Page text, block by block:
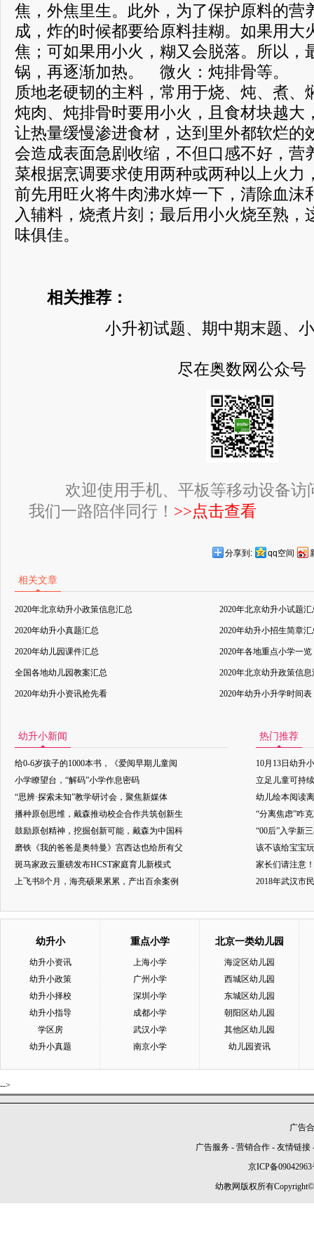
焦，外焦里生。此外，为了保护原料的营
成，炸的时候都要给原料挂糊。如果用大
焦；可如果用小火，糊又会脱落。所以，
锅，再逐渐加热。 微火：炖排骨等。
质地老硬韧的主料，常用于烧、炖、煮、
炖肉、炖排骨时要用小火，且食材块越大
让热量缓慢渗进食材，达到里外都软烂的
会造成表面急剧收缩，不但口感不好，
菜根据烹调要求使用两种或两种以上火力
前先用旺火将牛肉沸水焯一下，清除血沫
入辅料，烧煮片刻；最后用小火烧至熟，
味俱佳。
相关推荐：
小升初试题、期中期末题、
尽在奥数网公众号
欢迎使用手机、平板等移动设备访
我们一路陪伴同行！ >>点击查看
分享到: qq空间
相关文章
2020年北京幼升小政策信息汇总 2020年北京幼升小试题汇
2020年幼升小真题汇总 2020年幼升小招生简章汇
2020年幼儿园课件汇总 2020年各地重点小学一览
全国各地幼儿园教案汇总 2020年北京幼升政策信息
2020年幼升小资讯抢先看 2020年幼升小升学时间表
幼升小新闻
给0-6岁孩子的1000本书，《爱阅早期儿童阅
小学瞭望台，“解码”小学作息密码
“思辨·探索未知”教学研讨会，聚焦新媒体
播种原创思维，戴森推动校企合作共筑创新生
鼓励原创精神，挖掘创新可能，戴森为中国科
磨铁《我的爸爸是奥特曼》宫西达也给所有父
斑马家政云重磅发布HCST家庭育儿新模式
上飞书8个月，海亮硕果累累，产出百余案例
热门推荐
10月13日幼升
立足儿童可持
幼儿绘本阅读
“分离焦虑”咋
“00后”入学新
该不该给宝宝
家长们请注意
2018年武汉市
幼升小
幼升小资讯
幼升小政策
幼升小择校
幼升小指导
学区房
幼升小真题
重点小学
上海小学
广州小学
深圳小学
成都小学
武汉小学
南京小学
北京一类幼儿园
海淀区幼儿园
西城区幼儿园
东城区幼儿园
朝阳区幼儿园
其他区幼儿园
幼儿园资讯
-->
广告
广告服务 - 营销合作 - 友情链接
京ICP备09042963
幼教网版权所有